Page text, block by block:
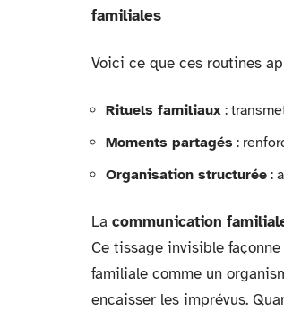
familiales
Voici ce que ces routines
Rituels familiaux :
Moments partagés :
Organisation structurée :
La communication
Ce tissage invisible
familiale comme un
encaisser les imprévus.